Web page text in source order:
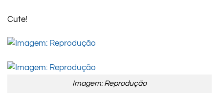
Cute!
Imagem: Reprodução